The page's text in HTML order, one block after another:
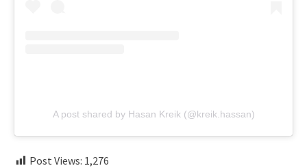
A post shared by Hasan Kreik (@kreik.hassan)
Post Views: 1,276